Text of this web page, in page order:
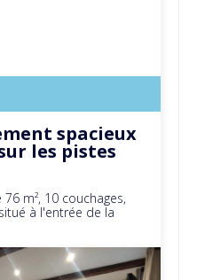
spacieux
les pistes
m², 10 couchages,
à l'entrée de la